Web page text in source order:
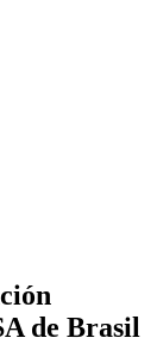
de Brasil